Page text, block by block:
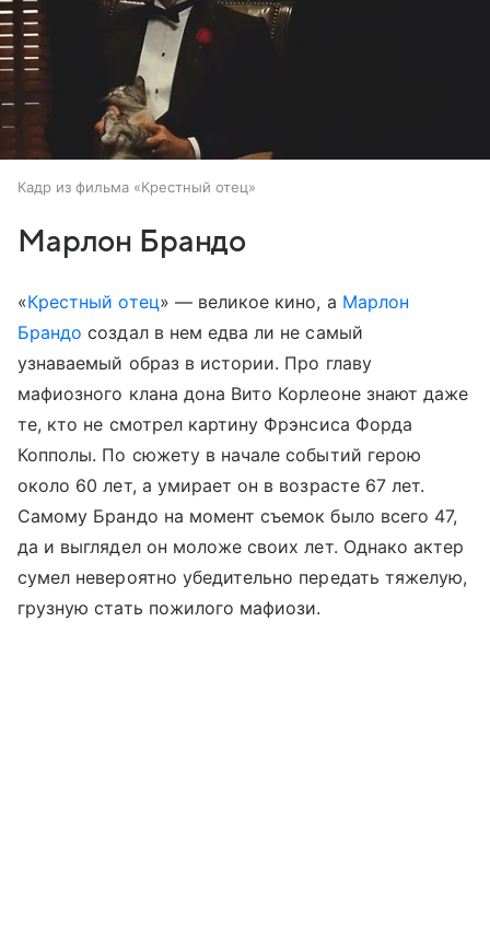
Кадр из фильма «Крестный отец»
Марлон Брандо
«Крестный отец» — великое кино, а Марлон
Брандо создал в нем едва ли не самый
узнаваемый образ в истории. Про главу
мафиозного клана дона Вито Корлеоне знают даже
те, кто не смотрел картину Фрэнсиса Форда
Копполы. По сюжету в начале событий герою
около 60 лет, а умирает он в возрасте 67 лет.
Самому Брандо на момент съемок было всего 47,
да и выглядел он моложе своих лет. Однако актер
сумел невероятно убедительно передать тяжелую,
грузную стать пожилого мафиози.